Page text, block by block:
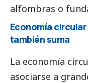
alfombras o
Economía
también suma
La economía
asociarse a